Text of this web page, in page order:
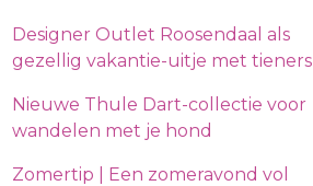
Designer Outlet Roosendaal als
gezellig vakantie-uitje met tieners
Nieuwe Thule Dart-collectie voor
wandelen met je hond
Zomertip | Een zomeravond vol